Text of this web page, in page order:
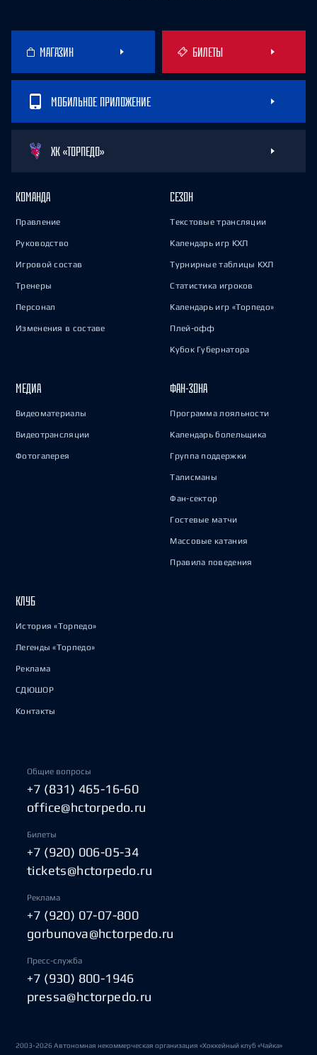
МАГАЗИН БИЛЕТЫ
МОБИЛЬНОЕ ПРИЛОЖЕНИЕ
ХК «ТОРПЕДО»
КОМАНДА
Правление
Руководство
Игровой состав
Тренеры
Персонал
Изменения в составе
СЕЗОН
Текстовые трансляции
Календарь игр КХЛ
Турнирные таблицы КХЛ
Статистика игроков
Календарь игр «Торпедо»
Плей-офф
Кубок Губернатора
МЕДИА
Видеоматериалы
Видеотрансляции
Фотогалерея
ФАН-ЗОНА
Программа лояльности
Календарь болельщика
Группа поддержки
Талисманы
Фан-сектор
Гостевые матчи
Массовые катания
Правила поведения
КЛУБ
История «Торпедо»
Легенды «Торпедо»
Реклама
СДЮШОР
Контакты
Общие вопросы
+7 (831) 465-16-60
office@hctorpedo.ru
Билеты
+7 (920) 006-05-34
tickets@hctorpedo.ru
Реклама
+7 (920) 07-07-800
gorbunova@hctorpedo.ru
Пресс-служба
+7 (930) 800-1946
pressa@hctorpedo.ru
2003-2026 Автономная некоммерческая организация «Хоккейный клуб «Чайка»